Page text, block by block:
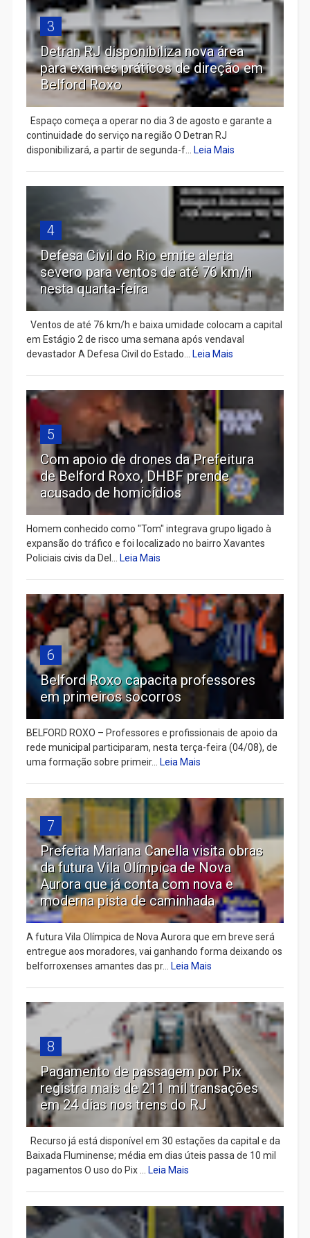
3
Detran RJ disponibiliza nova área
para exames práticos de direção em
Belford Roxo
Espaço começa a operar no dia 3 de agosto e garante a
continuidade do serviço na região O Detran RJ
disponibilizará, a partir de segunda-f...
Leia Mais
4
Defesa Civil do Rio emite alerta
severo para ventos de até 76 km/h
nesta quarta-feira
Ventos de até 76 km/h e baixa umidade colocam a capital
em Estágio 2 de risco uma semana após vendaval
devastador A Defesa Civil do Estado...
Leia Mais
5
Com apoio de drones da Prefeitura
de Belford Roxo, DHBF prende
acusado de homicídios
Homem conhecido como "Tom" integrava grupo ligado à
expansão do tráfico e foi localizado no bairro Xavantes
Policiais civis da Del...
Leia Mais
6
Belford Roxo capacita professores
em primeiros socorros
BELFORD ROXO – Professores e profissionais de apoio da
rede municipal participaram, nesta terça-feira (04/08), de
uma formação sobre primeir...
Leia Mais
7
Prefeita Mariana Canella visita obras
da futura Vila Olímpica de Nova
Aurora que já conta com nova e
moderna pista de caminhada
A futura Vila Olímpica de Nova Aurora que em breve será
entregue aos moradores, vai ganhando forma deixando os
belforroxenses amantes das pr...
Leia Mais
8
Pagamento de passagem por Pix
registra mais de 211 mil transações
em 24 dias nos trens do RJ
Recurso já está disponível em 30 estações da capital e da
Baixada Fluminense; média em dias úteis passa de 10 mil
pagamentos O uso do Pix ...
Leia Mais